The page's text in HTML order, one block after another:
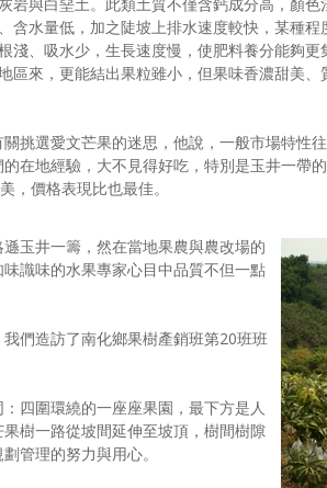
含水量低，加之陡坡上排水速度較快，某種
淺、吸水少，生長速度慢，使肥料養分能夠更
區來，更能結出果粒雖小，但果味香濃甜美、
挑選愛文芒果的迷思，他說，一般市場特性
在地經驗，大不見得好吃，特別是玉井一帶
，價格表現比也最佳。
玉井一籌，然在當地果農與農改場的
識味的水果專家心目中品質不但一點
們造訪了南化鄉果樹產銷班第20班班
四圍環繞的一座座果園，最下方是人
樹一路從坡間延伸至坡頂，樹間樹隙
管理的努力與用心。